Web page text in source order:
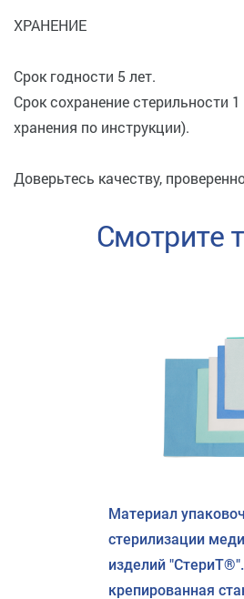
ХРАНЕНИЕ
Срок годности 5 лет.
Срок сохранение стерильности
хранения по инструкции).
Доверьтесь качеству,
Смотрите
Материал
стерилизации
изделий
крепированная